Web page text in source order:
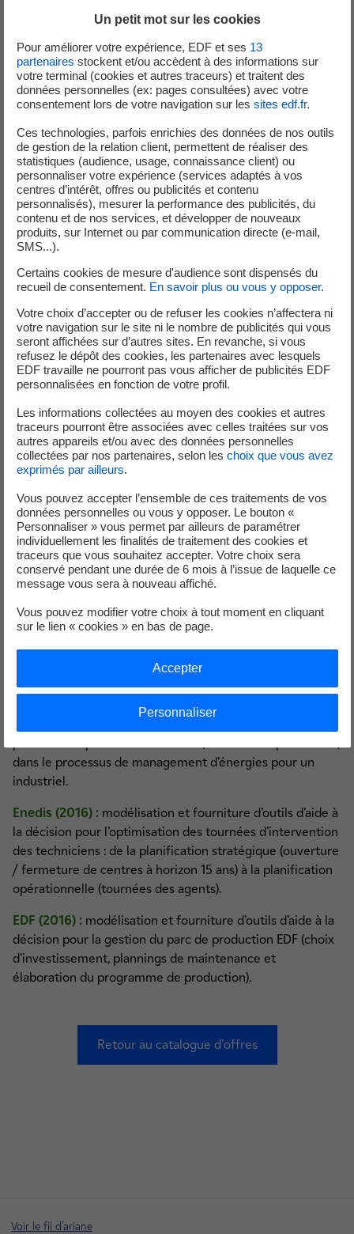
processus de décisions quotidiens en intégrant
contraintes à respecter.
Former vos équipes sur la théorie et la mise en
œuvre des techniques d’optimisation
Nos atouts
Des compétences et savoir-faire reconnus au sein
des différents métiers du Groupe EDF : gestion du
portefeuille EDF (actifs de production, contrats
clients et contrats financiers), optimisation des
tournées de véhicules, gestion des ressources
humaines pour les activités de relation clientèle.
Un savoir-faire dans le développement de codes
industriels d’optimisation très performants.
Une excellence scientifique reconnue au niveau
international (publications, distinctions,
enseignement).
Ils nous ont fait confiance
EDF (2016) :prix 2016 de l’innovation « ingénierie » du
Challenge du Parc en Exploitation pour la mise au point
d’un code d’optimisation de la gestion des ressources
matérielles lors du renouvellement du combustible.
Dunkerque LNG (2016) :optimisation des plannings
d’arrivées des méthaniers au terminal de Dunkerque pour
gérer les conflits de plannings.
dans le processus de management d’énergies pour un
industriel.
Enedis (2016) : modélisation et fourniture d’outils d’aide à
la décision pour l’optimisation des tournées d’intervention
des techniciens : de la planification stratégique (ouverture
/ fermeture de centres à horizon 15 ans) à la planification
opérationnelle (tournées des agents).
EDF (2016) : modélisation et fourniture d’outils d’aide à la
décision pour la gestion du parc de production EDF (choix
d’investissement, plannings de maintenance et
élaboration du programme de production).
Retour au catalogue d'offres
Voir le fil d'ariane
Un petit mot sur les cookies
Pour améliorer votre expérience, EDF et ses 13
partenaires stockent et/ou accèdent à des informations sur
votre terminal (cookies et autres traceurs) et traitent des
données personnelles (ex: pages consultées) avec votre
consentement lors de votre navigation sur les sites edf.fr.
Ces technologies, parfois enrichies des données de nos outils
de gestion de la relation client, permettent de réaliser des
statistiques (audience, usage, connaissance client) ou
personnaliser votre expérience (services adaptés à vos
centres d’intérêt, offres ou publicités et contenu
personnalisés), mesurer la performance des publicités, du
contenu et de nos services, et développer de nouveaux
produits, sur Internet ou par communication directe (e-mail,
SMS...).
Certains cookies de mesure d'audience sont dispensés du
recueil de consentement. En savoir plus ou vous y opposer.
Votre choix d’accepter ou de refuser les cookies n’affectera ni
votre navigation sur le site ni le nombre de publicités qui vous
seront affichées sur d’autres sites. En revanche, si vous
refusez le dépôt des cookies, les partenaires avec lesquels
EDF travaille ne pourront pas vous afficher de publicités EDF
personnalisées en fonction de votre profil.
Les informations collectées au moyen des cookies et autres
traceurs pourront être associées avec celles traitées sur vos
autres appareils et/ou avec des données personnelles
collectées par nos partenaires, selon les choix que vous avez
exprimés par ailleurs.
Vous pouvez accepter l’ensemble de ces traitements de vos
données personnelles ou vous y opposer. Le bouton «
Personnaliser » vous permet par ailleurs de paramétrer
individuellement les finalités de traitement des cookies et
traceurs que vous souhaitez accepter. Votre choix sera
conservé pendant une durée de 6 mois à l’issue de laquelle ce
message vous sera à nouveau affiché.
Vous pouvez modifier votre choix à tout moment en cliquant
sur le lien « cookies » en bas de page.
Personnaliser
Accepter